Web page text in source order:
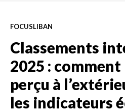
FOCUSLIBAN
Classements
2025 :
perçu à
les indicateurs